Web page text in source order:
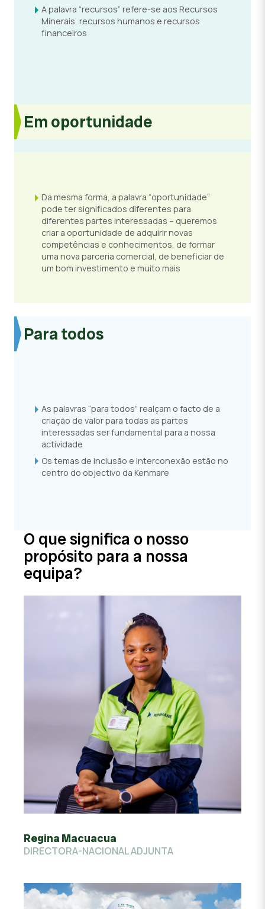
A palavra “recursos” refere-se aos Recursos
Minerais, recursos humanos e recursos
financeiros
Em oportunidade
Da mesma forma, a palavra “oportunidade”
pode ter significados diferentes para
diferentes partes interessadas – queremos
criar a oportunidade de adquirir novas
competências e conhecimentos, de formar
uma nova parceria comercial, de beneficiar de
um bom investimento e muito mais
Para todos
As palavras “para todos” realçam o facto de a
criação de valor para todas as partes
interessadas ser fundamental para a nossa
actividade
Os temas de inclusão e interconexão estão no
centro do objectivo da Kenmare
O que significa o nosso
propósito para a nossa
equipa?
Regina Macuacua
DIRECTORA-NACIONAL ADJUNTA